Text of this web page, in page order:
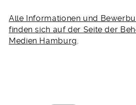
Alle Informationen und
finden sich auf der Seite der
Medien Hamburg.